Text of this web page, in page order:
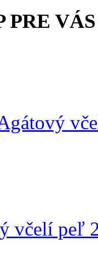
PRE VÁS
včelí peľ